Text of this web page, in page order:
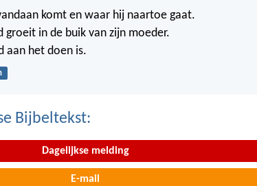
komt en waar hij naartoe gaat.
groeit in de buik van zijn moeder.
aan het doen is.
Bijbeltekst:
Dagelijkse melding
E-mail